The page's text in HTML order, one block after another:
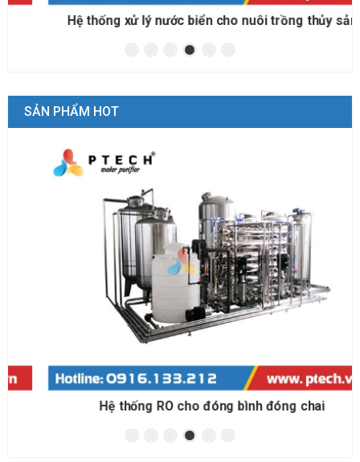
Hệ thống xử lý nước biển cho nuôi trồng thủy sản
SẢN PHẨM HOT
Hệ thống RO cho đóng bình đóng chai